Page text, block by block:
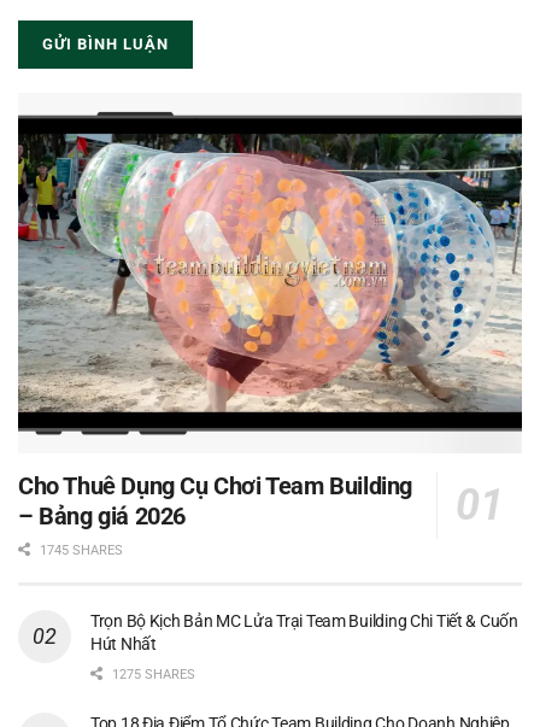
Cho Thuê Dụng Cụ Chơi Team Building
– Bảng giá 2026
1745 SHARES
Trọn Bộ Kịch Bản MC Lửa Trại Team Building Chi Tiết & Cuốn
Hút Nhất
1275 SHARES